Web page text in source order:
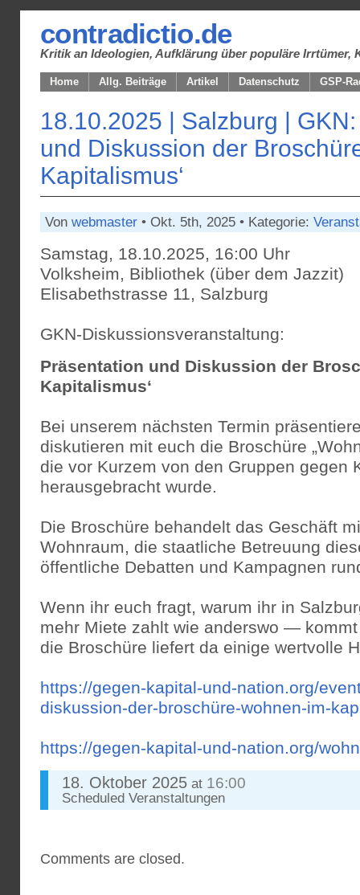
contradictio.de
Kritik an Ideologien, Aufklärung über populäre Irrtümer,
Home Allg. Beiträge Artikel Datenschutz GSP-
18.10.2025 | Salzburg |
und Diskussion der
Kapitalismus‘
Von webmaster • Okt. 5th, 2025 • Kategorie:
Samstag, 18.10.2025, 16:00 Uhr
Volksheim, Bibliothek (über dem Jazzit)
Elisabethstrasse 11, Salzburg
GKN-Diskussionsveranstaltung:
Präsentation und Diskussion der
Kapitalismus‘
Bei unserem nächsten Termin
diskutieren mit euch die Broschüre
die vor Kurzem von den Gruppen gegen
herausgebracht wurde.
Die Broschüre behandelt das Geschäft
Wohnraum, die staatliche Betreuung
öffentliche Debatten und Kampagnen
Wenn ihr euch fragt, warum ihr in
mehr Miete zahlt wie anderswo —
die Broschüre liefert da einige wertvolle
https://gegen-kapital-und-nation.org/
diskussion-der-broschüre-wohnen-im-
https://gegen-kapital-und-nation.org/
18. Oktober 2025 at 16:00
Scheduled Veranstaltungen
Comments are closed.